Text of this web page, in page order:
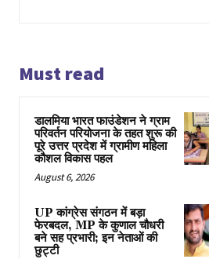
Must read
डालमिया भारत फाउंडेशन ने ग्राम
परिवर्तन परियोजना के तहत शुरू की
पूरे उत्तर प्रदेश में ग्रामीण महिला
कौशल विकास पहल
August 6, 2026
UP कांग्रेस संगठन में बड़ा
फेरबदल, MP के कुणाल चौधरी
बने सह प्रभारी; इन नेताओं की
छुट्टी